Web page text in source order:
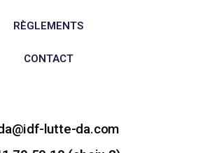
RÈGLEMENTS
CONTACT
lutte-da.com